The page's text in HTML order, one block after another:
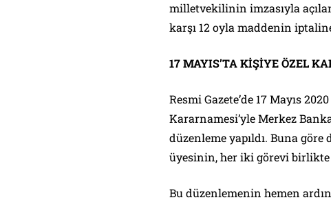
milletvekilinin imzasıyla
karşı 12 oyla maddenin
17 MAYIS’TA KİŞİYE ÖZEL
Resmi Gazete’de 17 Mayıs
Kararnamesi’yle Merkez
düzenleme yapıldı. Buna
üyesinin, her iki görevi
Bu düzenlemenin hemen